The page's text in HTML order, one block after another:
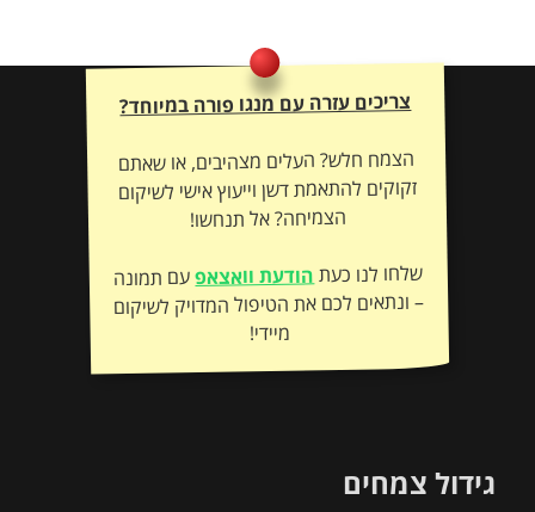
צריכים עזרה עם מנגו פורה במיוחד?
הצמח חלש? העלים מצהיבים, או שאתם
זקוקים להתאמת דשן וייעוץ אישי לשיקום
הצמיחה? אל תנחשו!
שלחו לנו כעתהודעת וואצאפעם תמונה
– ונתאים לכם את הטיפול המדויק לשיקום
מיידי!
גידול צמחים